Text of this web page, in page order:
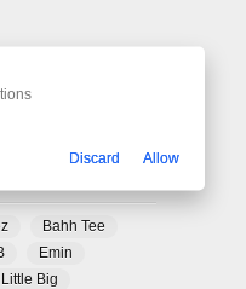
Bahh Tee
Emin
Little Big
Discard Allow